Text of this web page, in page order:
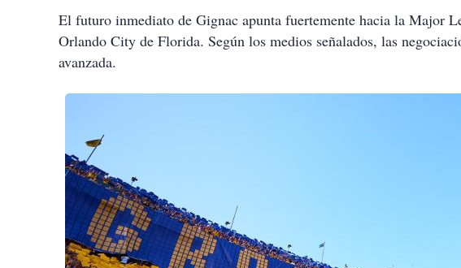
El futuro inmediato de Gignac apunta fuertemente hacia la Major
Orlando City de Florida. Según los medios señalados, las
avanzada.